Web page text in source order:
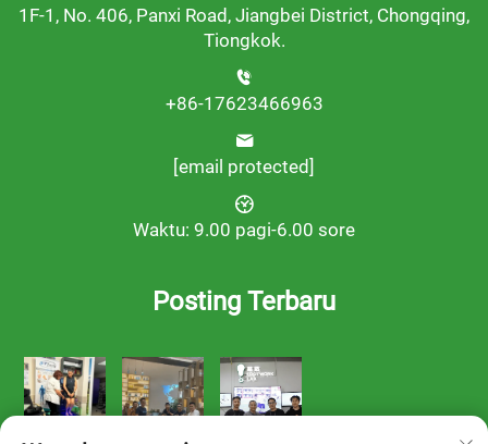
1F-1, No. 406, Panxi Road, Jiangbei District, Chongqing,
Tiongkok.
+86-17623466963
[email protected]
Waktu: 9.00 pagi-6.00 sore
Posting Terbaru